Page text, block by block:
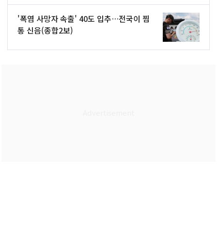
'폭염 사망자 속출' 40도 입추…전국이 찜
통 신음(종합2보)